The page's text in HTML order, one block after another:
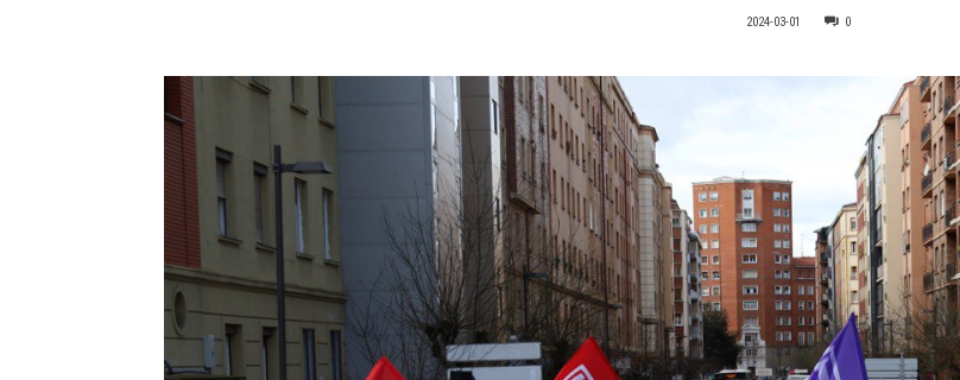
2024-03-01 0